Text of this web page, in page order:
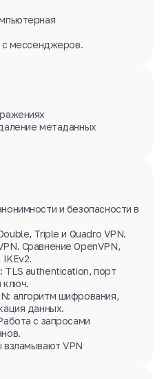
с мессенджеров.
метаданных
и безопасности в
Triple и Quadro VPN.
Сравнение OpenVPN,
authentication, порт
ключ.
алгоритм шифрования,
данных.
с запросами
VPN